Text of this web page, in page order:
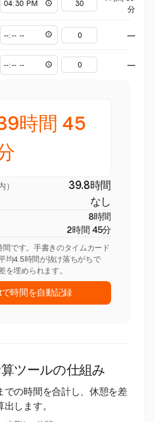
分
—
—
時間 45
39.8時間
なし
8時間
2時間 45分
です。手書きのタイムカード
均4.5時間が抜け落ちがちで
を埋められます。
時間を自動記録
ツールの仕組み
での時間を合計し、休憩を差
します。